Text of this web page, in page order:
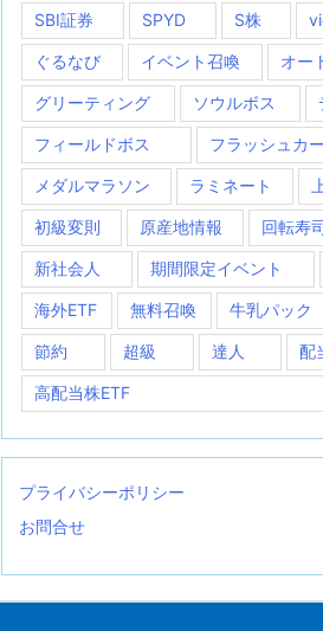
SBI証券 SPYD S株
ぐるなび イベント召喚 オー
グリーティング ソウルボス
フィールドボス フラッシュカ
メダルマラソン ラミネート
初級変則 原産地情報 回転寿
新社会人 期間限定イベント
海外ETF 無料召喚 牛乳パック
節約 超級 達人 配
高配当株ETF
プライバシーポリシー
お問合せ